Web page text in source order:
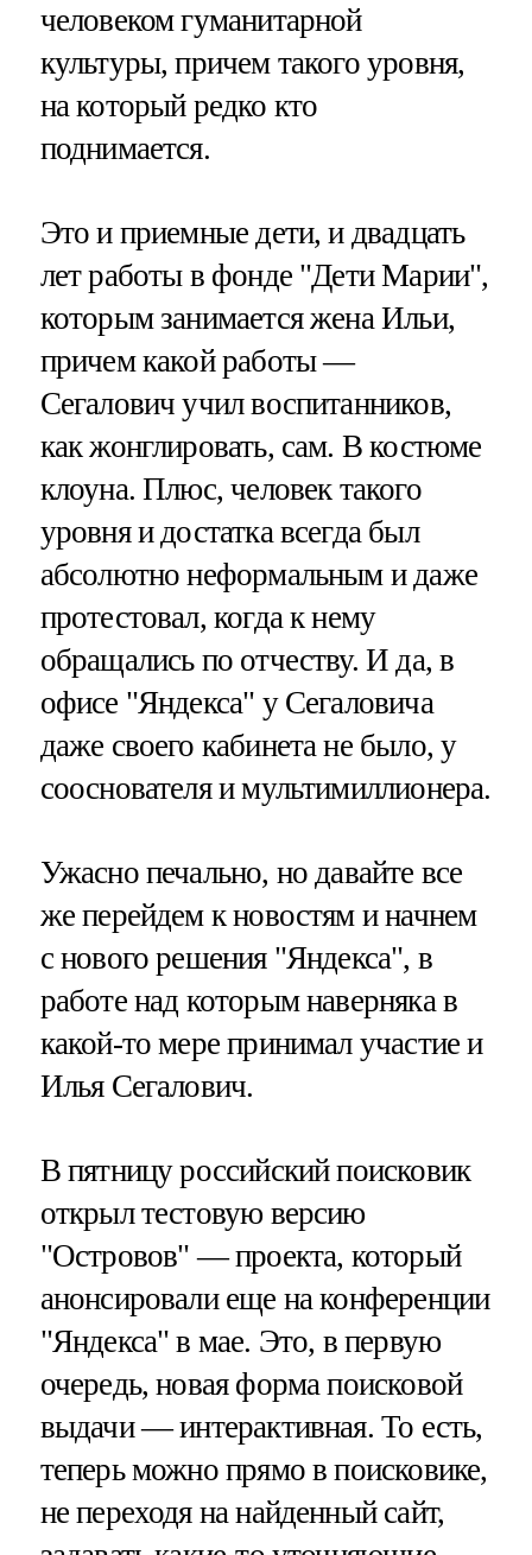
человеком гуманитарной
культуры, причем такого уровня,
на который редко кто
поднимается.
Это и приемные дети, и двадцать
лет работы в фонде "Дети Марии",
которым занимается жена Ильи,
причем какой работы —
Сегалович учил воспитанников,
как жонглировать, сам. В костюме
клоуна. Плюс, человек такого
уровня и достатка всегда был
абсолютно неформальным и даже
протестовал, когда к нему
обращались по отчеству. И да, в
офисе "Яндекса" у Сегаловича
даже своего кабинета не было, у
сооснователя и мультимиллионера.
Ужасно печально, но давайте все
же перейдем к новостям и начнем
с нового решения "Яндекса", в
работе над которым наверняка в
какой-то мере принимал участие и
Илья Сегалович.
В пятницу российский поисковик
открыл тестовую версию
"Островов" — проекта, который
анонсировали еще на конференции
"Яндекса" в мае. Это, в первую
очередь, новая форма поисковой
выдачи — интерактивная. То есть,
теперь можно прямо в поисковике,
не переходя на найденный сайт,